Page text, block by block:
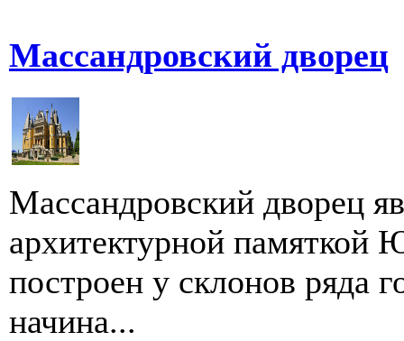
Массандровский дворец
Массандровский дворец
архитектурной
построен у склонов ряда
начина...